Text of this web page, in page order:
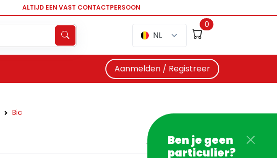
ALTIJD EEN VAST CONTACTPERSOON
NL
0
Aanmelden / Registreer
Ben je geen
particulier?
Bic